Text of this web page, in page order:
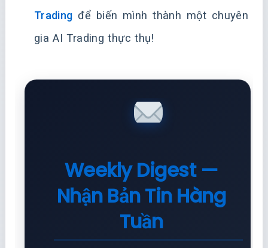
Trading để biến mình thành một chuyên
gia AI Trading thực thụ!
Weekly Digest —
Nhận Bản Tin Hàng
Tuần